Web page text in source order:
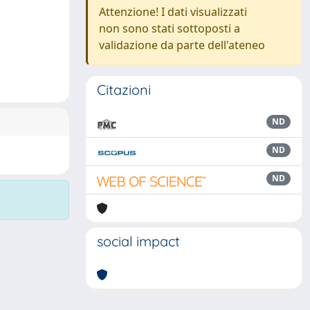
Attenzione! I dati visualizzati
non sono stati sottoposti a
validazione da parte dell'ateneo
Citazioni
ND
ND
ND
social impact